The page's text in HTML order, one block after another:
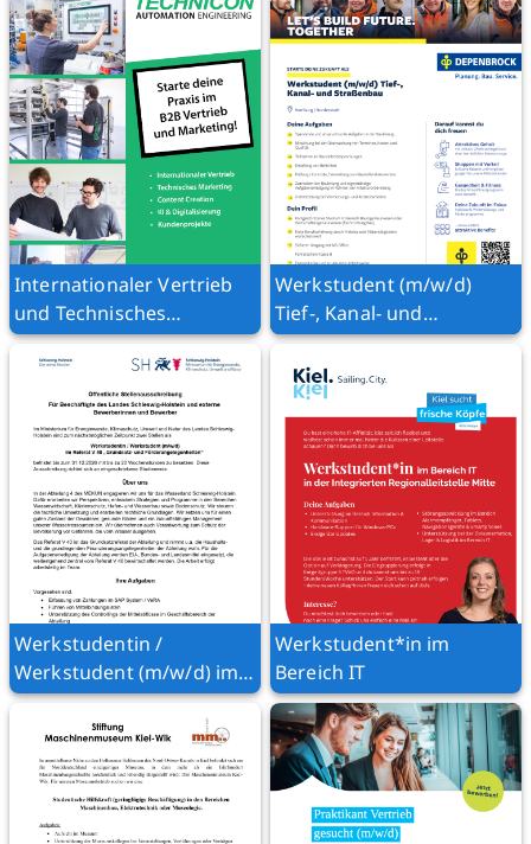
Internationaler Vertrieb
und Technisches
Marketing
Werkstudent (m/w/d)
Tief-, Kanal- und
Straßenbau
Werkstudentin /
Werkstudent (m/w/d) im
Referat V 40 „Grundsatz-
und
Förderangelegenheiten“
Werkstudent*in im
Bereich IT